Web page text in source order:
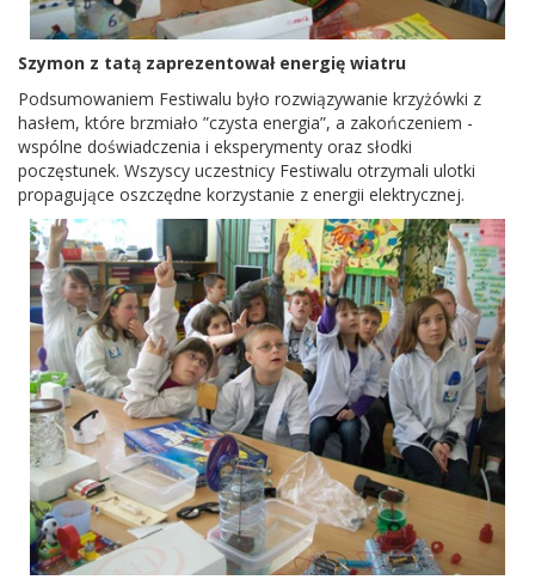
Szymon z tatą zaprezentował energię wiatru
Podsumowaniem Festiwalu było rozwiązywanie krzyżówki z
hasłem, które brzmiało ”czysta energia”, a zakończeniem -
wspólne doświadczenia i eksperymenty oraz słodki
poczęstunek. Wszyscy uczestnicy Festiwalu otrzymali ulotki
propagujące oszczędne korzystanie z energii elektrycznej.